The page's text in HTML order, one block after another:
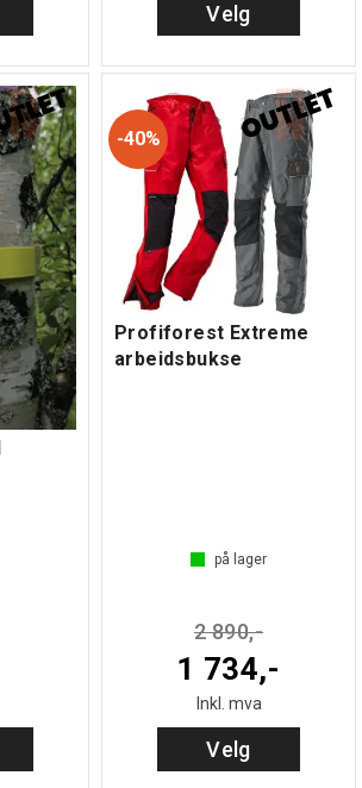
Velg
40%
Profiforest Extreme
arbeidsbukse
på lager
2 890,-
1 734,-
Inkl. mva
Velg